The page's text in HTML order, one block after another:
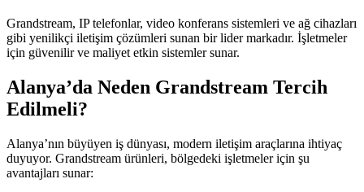
Grandstream, IP telefonlar, video konferans sistemleri ve ağ cihazları
gibi yenilikçi iletişim çözümleri sunan bir lider markadır. İşletmeler
için güvenilir ve maliyet etkin sistemler sunar.
Alanya’da Neden Grandstream Tercih
Edilmeli?
Alanya’nın büyüyen iş dünyası, modern iletişim araçlarına ihtiyaç
duyuyor. Grandstream ürünleri, bölgedeki işletmeler için şu
avantajları sunar: